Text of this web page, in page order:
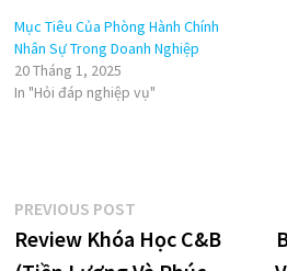
Mục Tiêu Của Phòng Hành Chính
Nhân Sự Trong Doanh Nghiệp
20 Tháng 1, 2025
In "Hỏi đáp nghiệp vụ"
Điều
hướng
PREVIOUS POSTPrevious
post:
Review Khóa Học C&B